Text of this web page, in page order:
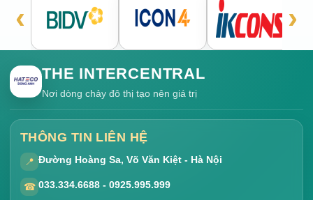
‹ ›
THE INTERCENTRAL
Nơi dòng chảy đô thị tạo nên giá trị
THÔNG TIN LIÊN HỆ
📍 Đường Hoàng Sa, Võ Văn Kiệt - Hà Nội
☎ 033.334.6688 - 0925.995.999